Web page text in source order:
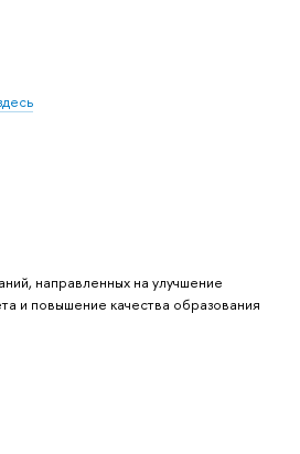
направленных на улучшение
и повышение качества образования